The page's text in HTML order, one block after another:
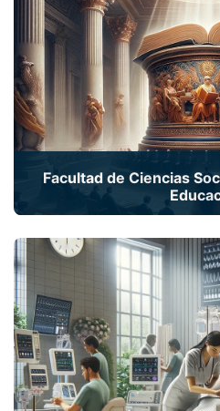
nuestra Maestría en
mención en
Facultad de Ciencias
Descubre un mundo de
maestrías de